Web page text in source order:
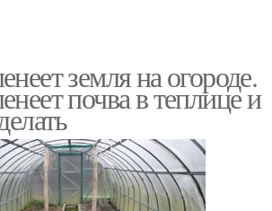
земля на огороде.
почва в теплице и